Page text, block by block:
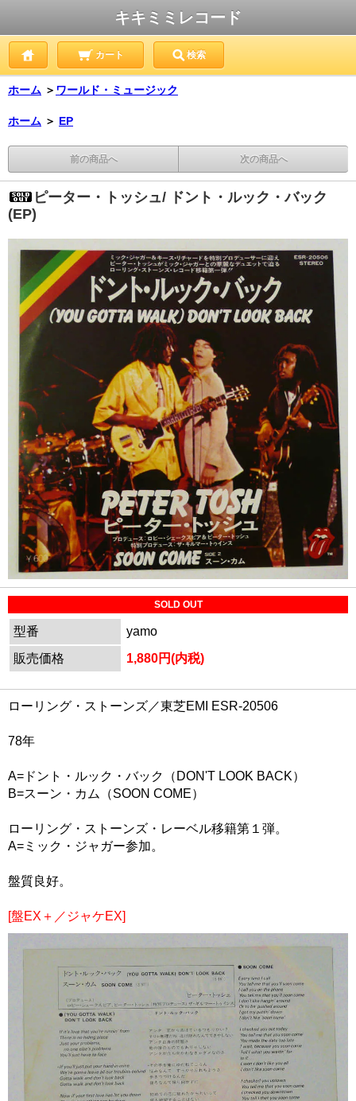
キキミミレコード
カート 検索
ホーム ＞ ワールド・ミュージック
ホーム ＞ EP
前の商品へ 次の商品へ
ピーター・トッシュ/ ドント・ルック・バック
(EP)
SOLD OUT
型番
yamo
販売価格
1,880円(内税)
ローリング・ストーンズ／東芝EMI ESR-20506
78年
A=ドント・ルック・バック（DON'T LOOK BACK）
B=スーン・カム（SOON COME）
ローリング・ストーンズ・レーベル移籍第１弾。
A=ミック・ジャガー参加。
盤質良好。
[盤EX＋／ジャケEX]